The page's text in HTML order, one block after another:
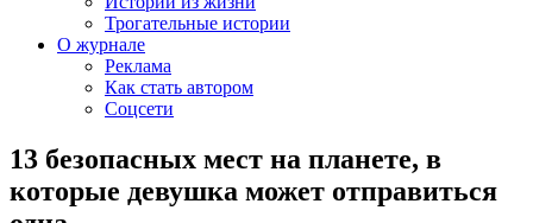
Трогательные истории
О журнале
Реклама
Как стать автором
Соцсети
13 безопасных мест на планете, в
которые девушка может отправиться